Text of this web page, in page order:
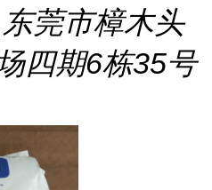
莞市樟木头
四期6栋35号